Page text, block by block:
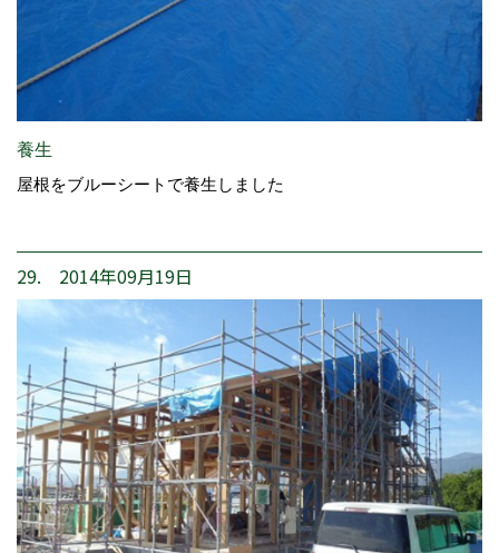
養生
屋根をブルーシートで養生しました
29. 2014年09月19日